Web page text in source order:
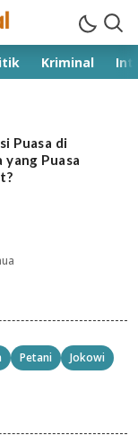
Kriminal
Puasa di
yang Puasa
Petani
Jokowi